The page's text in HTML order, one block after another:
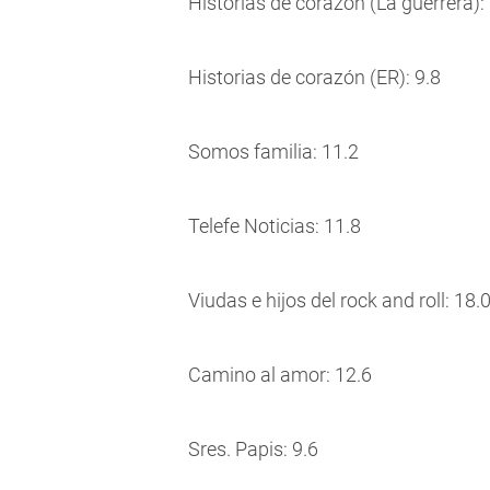
Historias de corazón (ER): 9.8
Somos familia: 11.2
Telefe Noticias: 11.8
Viudas e hijos del rock and roll: 18.0
Camino al amor: 12.6
Sres. Papis: 9.6